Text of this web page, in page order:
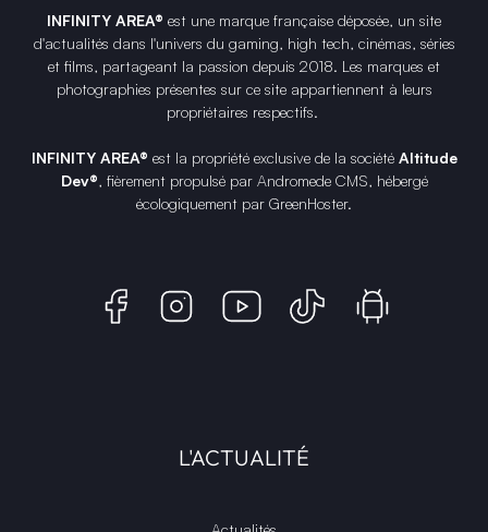
INFINITY AREA® est une marque française déposée, un site
d'actualités dans l'univers du gaming, high tech, cinémas, séries
et films, partageant la passion depuis 2018. Les marques et
photographies présentes sur ce site appartiennent à leurs
propriétaires respectifs.
INFINITY AREA® est la propriété exclusive de la société Altitude
Dev®, fièrement propulsé par Andromede CMS, hébergé
écologiquement par GreenHoster.
L'ACTUALITÉ